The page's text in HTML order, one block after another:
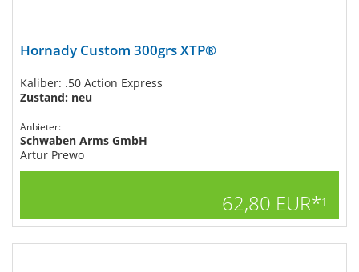
Hornady Custom 300grs XTP®
Kaliber: .50 Action Express
Zustand: neu
Anbieter:
Schwaben Arms GmbH
Artur Prewo
62,80 EUR*1